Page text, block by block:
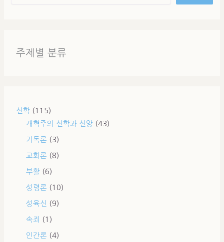
주제별 분류
신학 (115)
개혁주의 신학과 신앙 (43)
기독론 (3)
교회론 (8)
부활 (6)
성령론 (10)
성육신 (9)
속죄 (1)
인간론 (4)